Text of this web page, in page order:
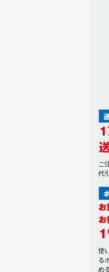
ご
代
使
る
め